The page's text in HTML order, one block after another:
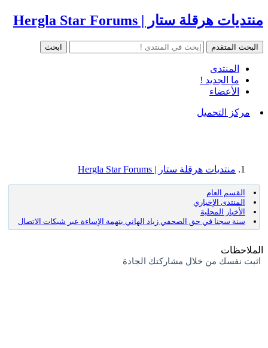
منتديات هرقلة ستار | Hergla Star Forums
المنتدى
ما الجديد !
الأعضاء
مركز التحميل
منتديات هرقلة ستار | Hergla Star Forums
القسم العام
المنتدى الإخباري
الأخبار المحلية
سنة سجنا في حق الصحفي زياد الهاني بتهمة الإساءة عبر شبكات الاتصال
الملاحظات
اثبت نفسك من خلال مشاركتك الجادة